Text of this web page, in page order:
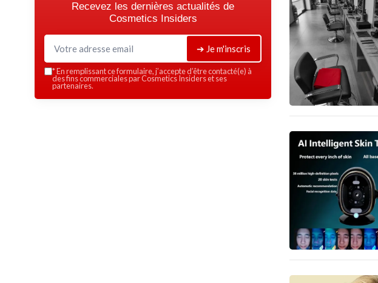
Recevez les dernières actualités de
Cosmetics Insiders
➔ Je m'inscris
*En remplissant ce formulaire, j’accepte d’être contacté(e) à
des fins commerciales par Cosmetics Insiders et ses
partenaires.